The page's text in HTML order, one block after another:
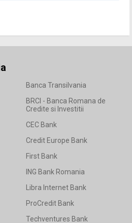
Banca Transilvania
BRCI - Banca Romana de
Credite si Investitii
CEC Bank
Credit Europe Bank
First Bank
ING Bank Romania
Libra Internet Bank
ProCredit Bank
Techventures Bank